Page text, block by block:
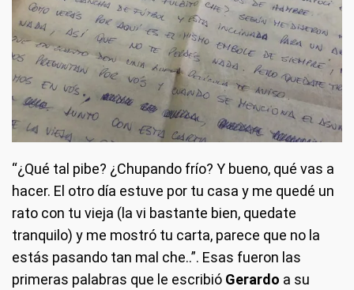
“¿Qué tal pibe? ¿Chupando frío? Y bueno, qué vas a
hacer. El otro día estuve por tu casa y me quedé un
rato con tu vieja (la vi bastante bien, quedate
tranquilo) y me mostró tu carta, parece que no la
estás pasando tan mal che..”. Esas fueron las
primeras palabras que le escribió Gerardo a su